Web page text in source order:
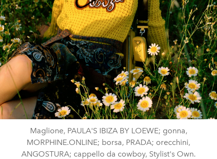
Maglione, PAULA'S IBIZA BY LOEWE; gonna,
MORPHINE.ONLINE; borsa, PRADA; orecchini,
ANGOSTURA; cappello da cowboy, Stylist's Own.